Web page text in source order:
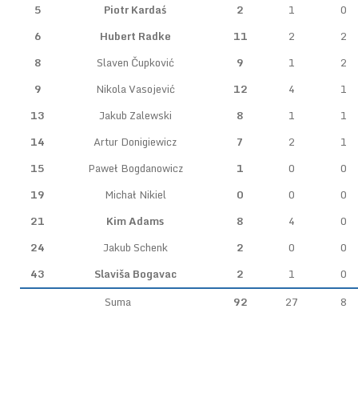
5
Piotr Kardaś 2 1
0
6
Hubert Radke 11 2
2
8
Slaven Čupković 9 1
2
9
Nikola Vasojević 12 4
1
13
Jakub Zalewski 8 1
1
14
Artur Donigiewicz 7 2
1
15
Paweł Bogdanowicz 1 0
0
19
Michał Nikiel 0 0
0
21
Kim Adams 8 4
0
24
Jakub Schenk 2 0
0
43
Slaviša Bogavac 2 1
0
Suma
92 27 8